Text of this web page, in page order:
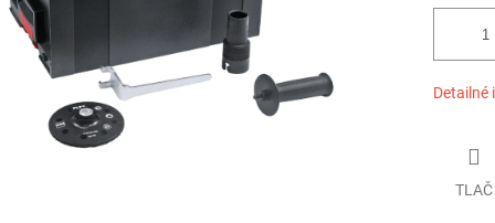
Detailné
TLAČ